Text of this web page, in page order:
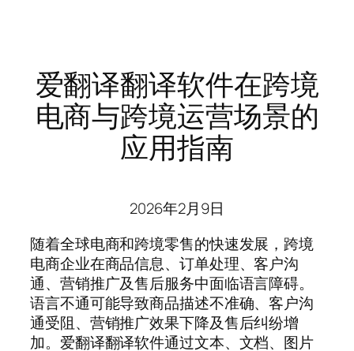
爱翻译翻译软件在跨境
电商与跨境运营场景的
应用指南
2026年2月9日
随着全球电商和跨境零售的快速发展，跨境
电商企业在商品信息、订单处理、客户沟
通、营销推广及售后服务中面临语言障碍。
语言不通可能导致商品描述不准确、客户沟
通受阻、营销推广效果下降及售后纠纷增
加。爱翻译翻译软件通过文本、文档、图片